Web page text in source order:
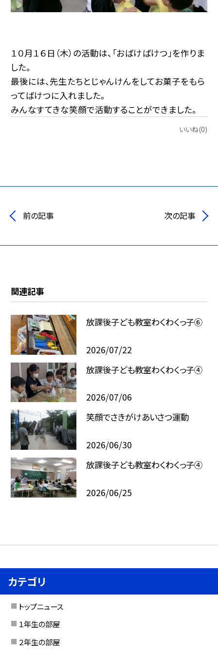
１０月１６日（木）の活動は、「おばけばけつ」を作りま
した。
最後には、先生たちとじゃんけんをしてお菓子をもら
ってばけつに入れました。
みんなすてきな笑顔で活動することができました。
いいね(0)
前の記事 次の記事
関連記事
放課後子ども教室わくわくっ子⑥
2026/07/22
放課後子ども教室わくわくっ子④
2026/07/06
笑顔でさきがけあいさつ運動
2026/06/30
放課後子ども教室わくわくっ子④
2026/06/25
カテゴリ
トップニュース
１年生の部屋
２年生の部屋